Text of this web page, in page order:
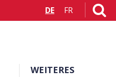
DE FR
WEITERES